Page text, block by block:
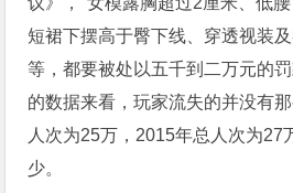
短裙下摆高于臀下线、穿透视装
等，都要被处以五千到二万元的
的数据来看，玩家流失的并没有
人次为25万，2015年总人次为27
少。